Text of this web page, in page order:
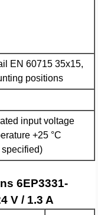
EN 60715 35x15,
positions
input voltage
+25 °C
6EP3331-
V / 1.3 A